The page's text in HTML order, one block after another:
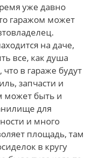
уже давно
гаражом может
на даче,
все, как душа
в гараже будут
запчасти и
может быть и
для
и много
площадь, там
в кругу